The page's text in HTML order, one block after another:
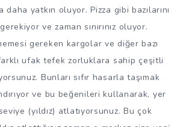
daha yatkın oluyor. Pizza gibi bazılarını
ve zaman sınırınız oluyor.
gereken kargolar ve diğer bazı
ufak tefek zorluklara sahip çeşitli
Bunları sıfır hasarla taşımak
ve bu beğenileri kullanarak, yer
(yıldız) atlatıyorsunuz. Bu çok